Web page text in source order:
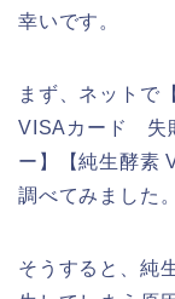
幸いです。
まず、ネットで
VISAカード 失
ー】【純生酵素
調べてみました。
そうすると、純